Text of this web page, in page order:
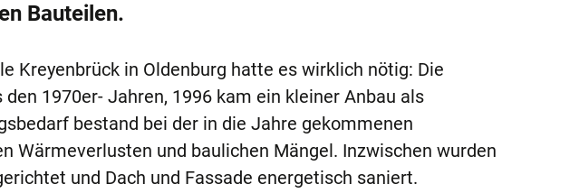
Bauteilen.
Kreyenbrück in Oldenburg hatte es wirklich nötig: Die
1970er- Jahren, 1996 kam ein kleiner Anbau als
bestand bei der in die Jahre gekommenen
Wärmeverlusten und baulichen Mängel. Inzwischen wurden
und Dach und Fassade energetisch saniert.